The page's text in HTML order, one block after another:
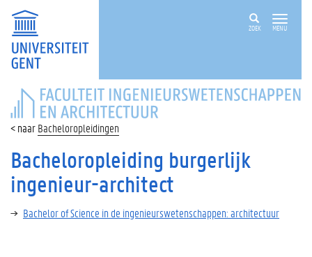
ZOEK MENU
FACULTEIT
INGENIEURSWETENSCHAPPEN
EN
ARCHITECTUUR
Bacheloropleidingen
Bacheloropleiding burgerlijk
ingenieur-architect
Bachelor of Science in de ingenieurswetenschappen: architectuur